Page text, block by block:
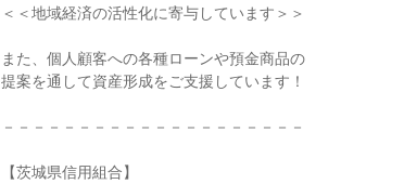
＜＜地域経済の活性化に寄与しています＞＞
また、個人顧客への各種ローンや預金商品の
提案を通して資産形成をご支援しています！
－－－－－－－－－－－－－－－－－－－－
【茨城県信用組合】